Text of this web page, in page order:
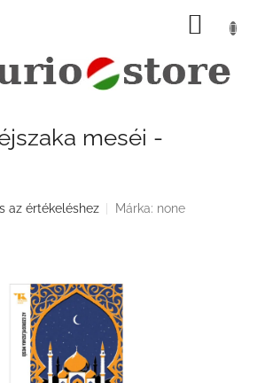
KOSÁR
meséi -
az értékeléshez Márka: none